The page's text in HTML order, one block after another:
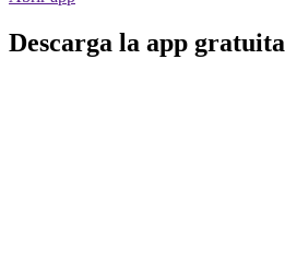
Descarga la app